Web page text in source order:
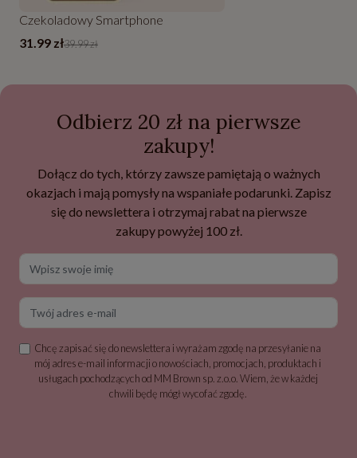
Czekoladowy Smartphone
31.99 zł39.99 zł
Odbierz 20 zł na pierwsze
zakupy!
Dołącz do tych, którzy zawsze pamiętają o ważnych
okazjach i mają pomysły na wspaniałe podarunki. Zapisz
się do newslettera i otrzymaj rabat na pierwsze
zakupy powyżej 100 zł.
Chcę zapisać się do newslettera i wyrażam zgodę na przesyłanie na
mój adres e-mail informacji o nowościach, promocjach, produktach i
usługach pochodzących od MM Brown sp. z.o.o. Wiem, że w każdej
chwili będę mógł wycofać zgodę.